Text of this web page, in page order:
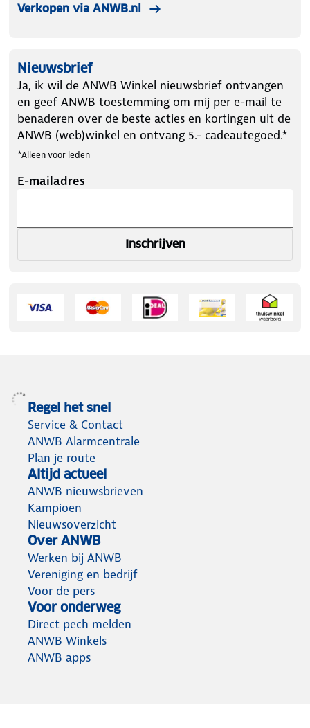
Verkopen via ANWB.nl
Nieuwsbrief
Ja, ik wil de ANWB Winkel nieuwsbrief ontvangen
en geef ANWB toestemming om mij per e-mail te
benaderen over de beste acties en kortingen uit de
ANWB (web)winkel en ontvang 5.- cadeautegoed.*
*Alleen voor leden
E-mailadres
Inschrijven
Regel het snel
Service & Contact
ANWB Alarmcentrale
Plan je route
Altijd actueel
ANWB nieuwsbrieven
Kampioen
Nieuwsoverzicht
Over ANWB
Werken bij ANWB
Vereniging en bedrijf
Voor de pers
Voor onderweg
Direct pech melden
ANWB Winkels
ANWB apps